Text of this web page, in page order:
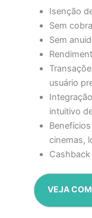
Isenção
Sem
Sem
usuário
intuitivo
cinemas,
VEJA